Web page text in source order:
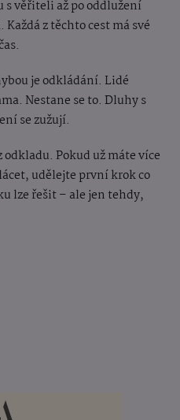
s věřiteli až po oddlužení
z těchto cest má své
je odkládání. Lidé
Nestane se to. Dluhy s
se zužují.
Pokud už máte více
udělejte první krok co
lze řešit – ale jen tehdy,